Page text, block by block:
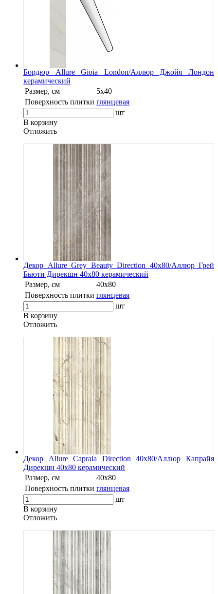
Бордюр Allure Gioia London/Аллюр Джойя Лондон
керамический
Размер, см
5х40
Поверхность плитки глянцевая
шт
В корзину
Oтложить
Декор Allure Grey Beauty Direction 40x80/Аллюр Грей
Бьюти Дирекшн 40x80 керамический
Размер, см
40x80
Поверхность плитки глянцевая
шт
В корзину
Oтложить
Декор Allure Capraia Direction 40x80/Аллюр Капрайя
Дирекшн 40x80 керамический
Размер, см
40x80
Поверхность плитки глянцевая
шт
В корзину
Oтложить